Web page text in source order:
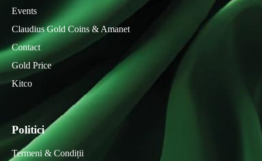
Events
Claudius Gold Coins & Amanet
Contact
Gold Price
Kitco
Politici
Termeni & Condiții